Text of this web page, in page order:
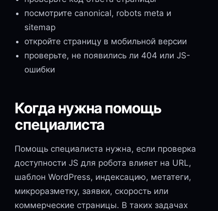
посмотрите canonical, robots meta и
sitemap
откройте страницу в мобильной версии
проверьте, не появились ли 404 или JS-
ошибки
Когда нужна помощь
специалиста
Помощь специалиста нужна, если проверка
доступности JS для робота влияет на URL,
шаблон WordPress, индексацию, метатеги,
микроразметку, заявки, скорость или
коммерческие страницы. В таких задачах